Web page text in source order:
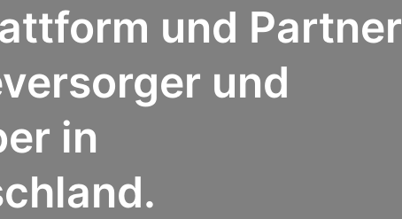
und Partner
und
in